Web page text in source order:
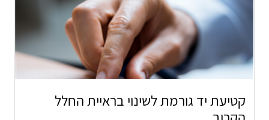
קטיעת יד גורמת לשינוי בראיית החלל